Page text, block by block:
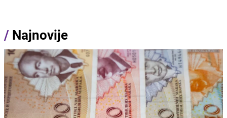
/ Najnovije